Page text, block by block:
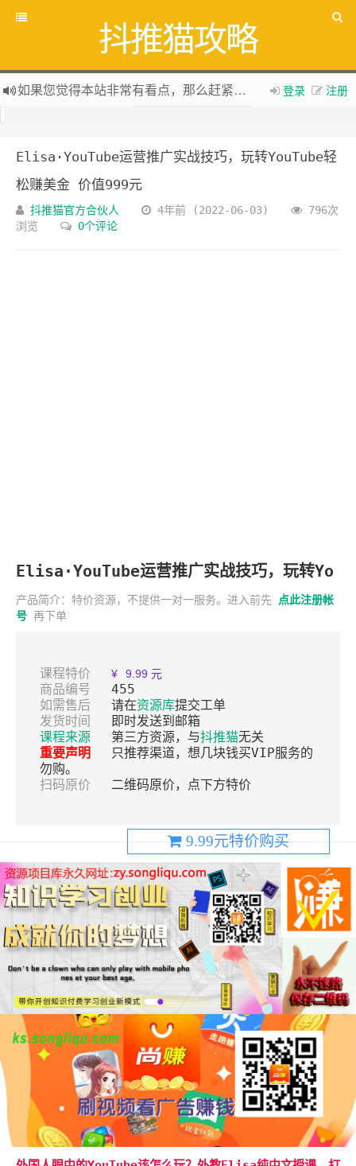
抖推猫攻略
登录 注册
如果您觉得本站非常有看点，那么赶紧使用Ctrl+D 收藏吧
新版抖推猫官方合伙人专用邀请码：VLKKPA
Elisa·YouTube运营推广实战技巧，玩转YouTube轻
松赚美金 价值999元
抖推猫官方合伙人 4年前 (2022-06-03)
796次
浏览
0个评论
Elisa·YouTube运营推广实战技巧，玩转Yo
uTube轻松赚美金 价值999元
产品简介：特价资源，不提供一对一服务。进入前先 点此注册帐
号 再下单
课程特价 ¥ 9.99 元
商品编号
455
如需售后
请在资源库提交工单
发货时间
即时发送到邮箱
课程来源
第三方资源，与抖推猫无关
重要声明
只推荐渠道，想几块钱买VIP服务的
勿购。
扫码原价
二维码原价，点下方特价
9.99元特价购买